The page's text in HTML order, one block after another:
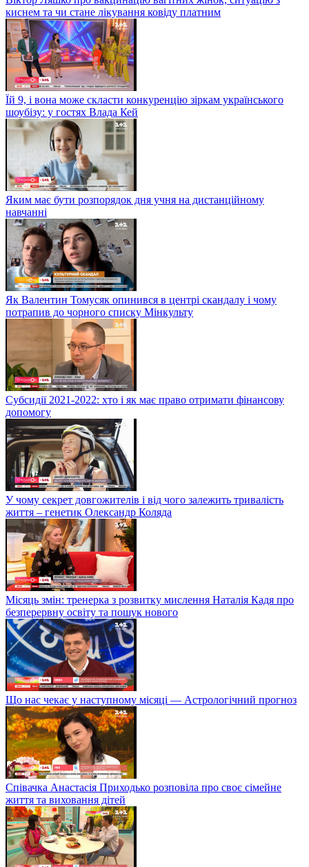
киснем та чи стане лікування ковіду платним
Їй 9, і вона може скласти конкуренцію зіркам українського
шоубізу: у гостях Влада Кей
Яким має бути розпорядок дня учня на дистанційному
навчанні
Як Валентин Томусяк опинився в центрі скандалу і чому
потрапив до чорного списку Мінкульту
Субсидії 2021-2022: хто і як має право отримати фінансову
допомогу
У чому секрет довгожителів і від чого залежить тривалість
життя – генетик Олександр Коляда
Місяць змін: тренерка з розвитку мислення Наталія Кадя про
безперервну освіту та пошук нового
Що нас чекає у наступному місяці — Астрологічний прогноз
Співачка Анастасія Приходько розповіла про своє сімейне
життя та виховання дітей